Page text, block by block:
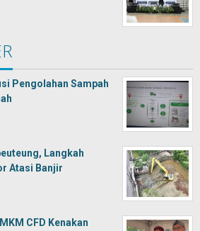
Pengolahan Sampah
Langkah
Atasi Banjir
CFD Kenakan